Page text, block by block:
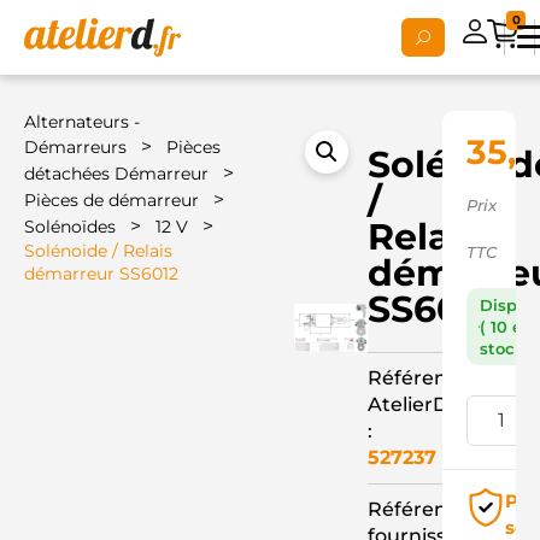
0
Alternateurs -
Démarreurs
>
Pièces
détachées Démarreur
>
Pièces de démarreur >
Solénoïdes > 12 V >
Solénoide / Relais
démarreur SS6012
/
Relais
SS6012
Référence
AtelierD
:
527237
Référence
Prix
TTC
( 10 en
stock )